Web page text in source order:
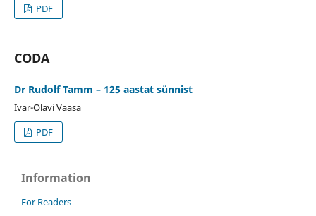
PDF
CODA
Dr Rudolf Tamm – 125 aastat sünnist
Ivar-Olavi Vaasa
PDF
Information
For Readers